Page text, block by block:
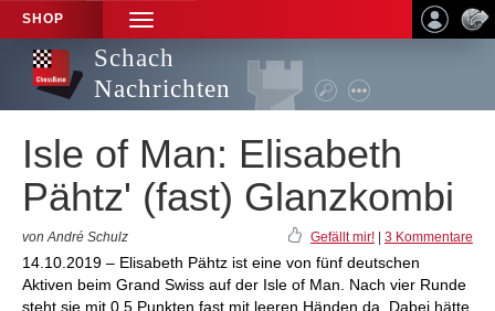
SHOP
TOGGLE
NAVIGATION
Schach
Nachrichten
Isle of Man: Elisabeth
Pähtz' (fast) Glanzkombi
von André Schulz Gefällt mir! 3 Kommentare
14.10.2019 – Elisabeth Pähtz ist eine von fünf deutschen
Aktiven beim Grand Swiss auf der Isle of Man. Nach vier Runde
steht sie mit 0,5 Punkten fast mit leeren Händen da. Dabei hätte